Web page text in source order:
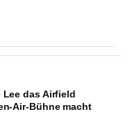
Lee das Airfield
Air-Bühne macht